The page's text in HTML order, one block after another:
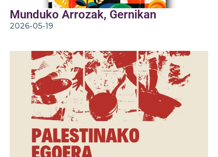
Munduko Arrozak, Gernikan
2026-05-19